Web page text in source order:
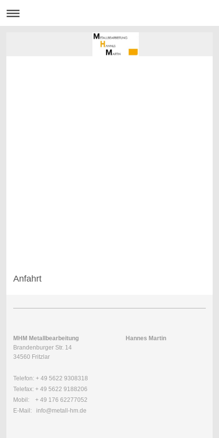
Anfahrt
MHM Metallbearbeitung Hannes Martin
Brandenburger Str. 14
34560 Fritzlar
Telefon: + 49 5622 9308318
Telefax: + 49 5622 9188206
Mobil: + 49 176 62277052
E-Mail: info@metall-hm.de